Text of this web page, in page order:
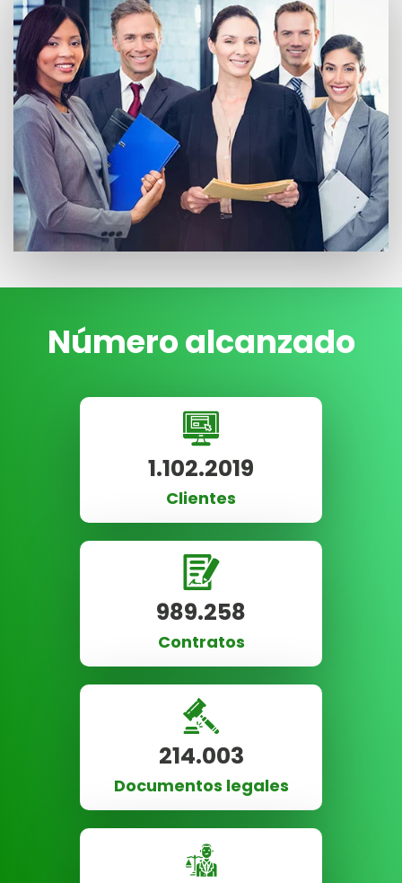
Número alcanzado
1.102.2019
Clientes
989.258
Contratos
214.003
Documentos legales